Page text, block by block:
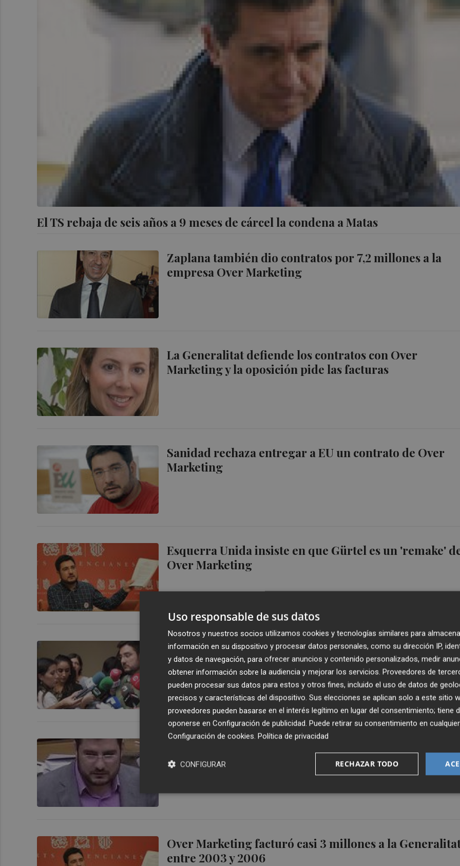
El TS rebaja de seis años a 9 meses de cárcel la condena a Matas
Zaplana también dio contratos por 7,2 millones a la
empresa Over Marketing
La Generalitat defiende los contratos con Over
Marketing y la oposición pide las facturas
Sanidad rechaza entregar a EU un contrato de Over
Marketing
Esquerra Unida insiste en que Gürtel es un 'remake'
Over Marketing
EU pone en conocimiento del juez otros dos contratos
de Over con la Generalitat
EU amplia este martes en el juzgado de Palma la
denuncia sobre contratos de la Generalitat con Over
Over Marketing facturó casi 3 millones a la
entre 2003 y 2006
Uso responsable de sus datos
Nosotros y nuestros socios utilizamos cookies y tecnologías similares para
información en su dispositivo y procesar datos personales, como su dirección IP,
y datos de navegación, para ofrecer anuncios y contenido personalizados, medir
obtener información sobre la audiencia y mejorar los servicios. Proveedores de
pueden procesar sus datos para estos y otros fines, incluido el uso de datos de
precisos y características del dispositivo. Sus elecciones se aplican solo a este sitio
proveedores pueden basarse en el interés legítimo en lugar del consentimiento; tiene
oponerse en Configuración de publicidad. Puede retirar su consentimiento en
Configuración de cookies. Política de privacidad
RECHAZAR TODO
CONFIGURAR